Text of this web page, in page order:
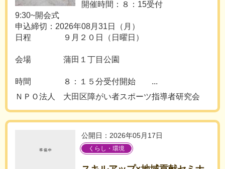
開催時間：８：15受付
9:30~開会式
申込締切：2026年08月31日（月）
日程 ９月２０日（日曜日）
会場 蒲田１丁目公園
時間 ８：１５分受付開始 ...
ＮＰＯ法人 大田区障がい者スポーツ指導者研究会
公開日：2026年05月17日
くらし・環境